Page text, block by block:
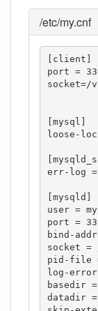
/etc/my.cnf
[client]
port =
socket=/
[mysql]
loose-
err-log
[mysqld]
user =
port =
bind-
socket =
pid-file
log-
basedir
datadir